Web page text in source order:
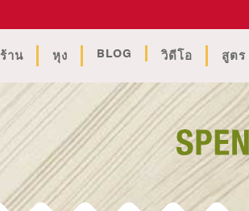
ร้าน หุง BLOG วิดีโอ สูตร